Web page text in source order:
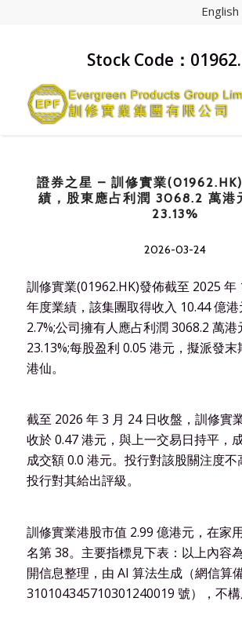
English
Stock Code：
證券之星 – 訓修實業
績，股東應占利潤 3068.2 萬港
23.13%
2026-03-24
訓修實業(01962.HK)發佈截至 2025 年
年度業績，該集團取得收入 10.44 億
2.7%;公司擁有人應占利潤 3068.2 萬
23.13%;每股盈利 0.05 港元，擬派發
港仙。
截至 2026 年 3 月 24 日收盤，訓修實
收於 0.47 港元，與上一交易日持平，
成交額 0.0 港元。投行對該股關注度
投行對其給出評級。
訓修實業港股市值 2.99 億港元，在家
名第 38。主要指標見下表：以上內容
開信息整理，由 AI 算法生成（網信算
310104345710301240019 號），不構